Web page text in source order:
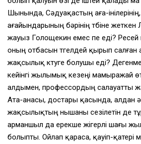
Шынында, Сәдуақастың аға-
ағайындарының бәрінің түбіне жеткен
жауыз Голощекин емес пе еді?
оның отбасын түгелдей қырып
жақсылық күтуге болушы еді?
кейінгі жылымық кезеңі мамыражай
алдымен, профессордың салауатты
Ата-анасы, достары қасында, алдан
жақсылықтың нышаны сезілетін де
арманшыл да ерекше жігерлі шағы
болыпты. Ойлап қараса, қауіп-қатері